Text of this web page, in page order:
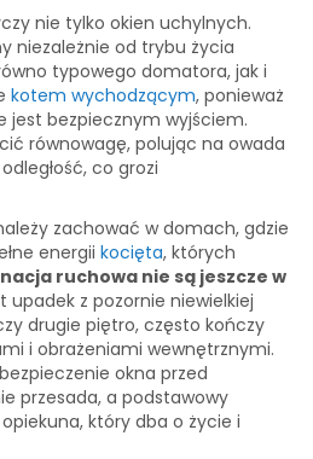
nie tylko okien uchylnych.
niezależnie od trybu życia
typowego domatora, jak i
kotem wychodzącym, ponieważ
jest bezpiecznym wyjściem.
równowagę, polując na owada
co grozi
zachować w domach, gdzie
energii kocięta, których
ruchowa nie są jeszcze w
upadek z pozornie niewielkiej
drugie piętro, często kończy
i obrażeniami wewnętrznymi.
okna przed
przesada, a podstawowy
który dba o życie i